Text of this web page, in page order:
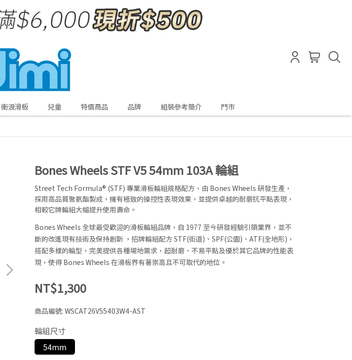
衝浪滑板 兒童 特價商品 品牌 組裝參考簡介 門市
Bones Wheels STF V5 54mm 103A 輪組
Street Tech Formula® (STF) 專業滑板輪組規格配方，由 Bones Wheels 研發生產，
採用高品質聚氨酯製成，擁有極致的操控性表現效果，並提供卓越的耐磨抗平點表現，
相較它牌輪組大幅提升使用壽命。
Bones Wheels 全球最受歡迎的滑板輪組品牌，自 1977 至今研發經驗引領業界，並不
斷的改進現有技術及保持創新 ，招牌輪組配方 STF(街道)、SPF(公園)、ATF(全地形)，
搭配多樣的輪型，完美提供各種場地需求，超耐磨、不易平點及優於其它品牌的性能表
現，使得 Bones Wheels 在滑板界有著崇高且不可取代的地位。
NT$1,300
商品編號: WSCAT26V55403W4-AST
輪組尺寸
54mm